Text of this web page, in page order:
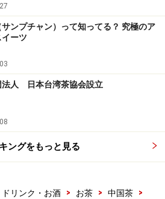
サンプチャン）って知ってる？ 究極のア
ーツ
法人 日本台湾茶協会設立
ングをもっと見る
ドリンク・お酒 > お茶 > 中国茶
>